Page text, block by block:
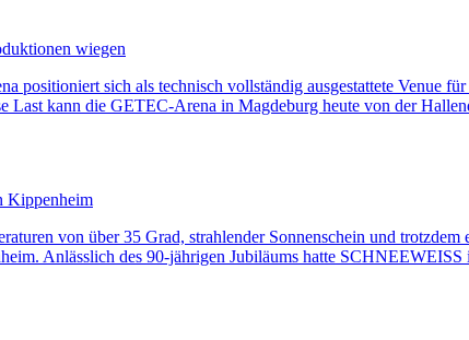
wiegen
positioniert sich als technisch vollständig ausgestattete Venue
Last kann die GETEC-Arena in Magdeburg heute von der
Kippenheim
von über 35 Grad, strahlender Sonnenschein und
Anlässlich des 90-jährigen Jubiläums hatte